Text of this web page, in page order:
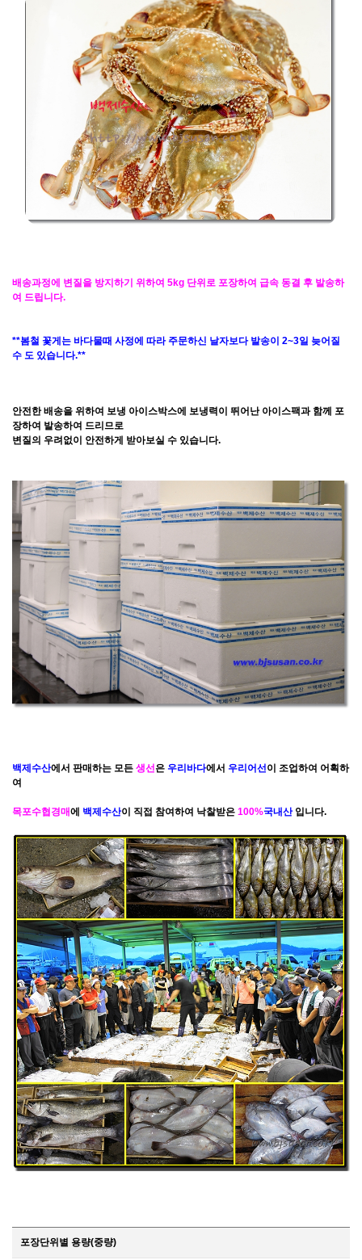
배송과정에 변질을 방지하기 위하여 5kg 단위로 포장하여 급속 동결 후 발송하
여 드립니다.
**봄철 꽃게는 바다물때 사정에 따라 주문하신 날자보다 발송이 2~3일 늦어질
수 도 있습니다.**
안전한 배송을 위하여 보냉 아이스박스에 보냉력이 뛰어난 아이스팩과 함께 포
장하여 발송하여 드리므로
변질의 우려없이 안전하게 받아보실 수 있습니다.
백제수산에서 판매하는 모든 생선은 우리바다에서 우리어선이 조업하여 어획하
여
목포수협경매에 백제수산이 직접 참여하여 낙찰받은 100%국내산입니다.
포장단위별 용량(중량)